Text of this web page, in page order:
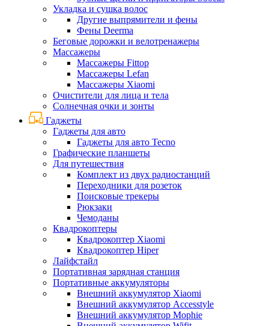
Укладка и сушка волос
Другие выпрямители и фены
Фены Deerma
Беговые дорожки и велотренажеры
Массажеры
Массажеры Fittop
Массажеры Lefan
Массажеры Xiaomi
Очистители для лица и тела
Солнечная очки и зонты
Гаджеты
Гаджеты для авто
Гаджеты для авто Tecno
Графические планшеты
Для путешествия
Комплект из двух радиостанций
Переходники для розеток
Поисковые трекеры
Рюкзаки
Чемоданы
Квадрокоптеры
Квадрокоптер Xiaomi
Квадрокоптер Hiper
Лайфстайл
Портативная зарядная станция
Портативные аккумуляторы
Внешний аккумулятор Xiaomi
Внешний аккумулятор Accesstyle
Внешний аккумулятор Mophie